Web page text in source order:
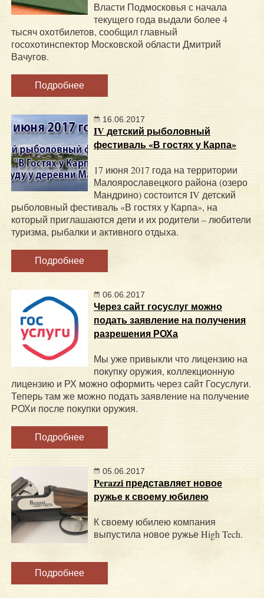
Власти Подмосковья с начала
текущего года выдали более 4
тысяч охотбилетов, сообщил главный
госохотинспектор Московской области Дмитрий
Вачугов.
Подробнее
16.06.2017
IV детский рыболовный
фестиваль «В гостях у Карпа»
17 июня 2017 года на территории
Малоярославецкого района (озеро
Мандрино) состоится IV детский
рыболовный фестиваль «В гостях у Карпа», на
который приглашаются дети и их родители – любители
туризма, рыбалки и активного отдыха.
Подробнее
06.06.2017
Через сайт госуслуг можно
подать заявление на получения
разрешения РОХа
Мы уже привыкли что лицензию на
покупку оружия, коллекционную
лицензию и РХ можно оформить через сайт Госуслуги.
Теперь там же можно подать заявление на получение
РОХи после покупки оружия.
Подробнее
05.06.2017
Perazzi представляет новое
ружье к своему юбилею
К своему юбилею компания
выпустила новое ружье High Tech.
Подробнее